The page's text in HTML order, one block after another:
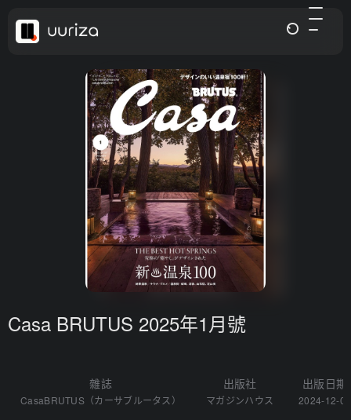
Casa BRUTUS 2025年1月號
雜誌
CasaBRUTUS（カーサブルータス）
出版社
マガジンハウス
出版日期
2024-12-09